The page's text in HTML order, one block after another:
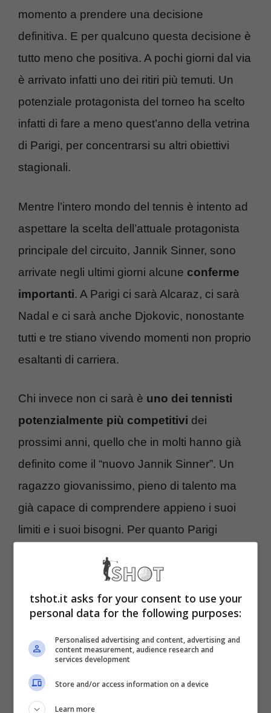
momento a prendere una decisione
definitiva. E per qualcuno questa decisione è
tutto meno che positiva. A pochi giorni dal via
è arrivato infatti uno dei ritiri più temuti. Un
potenziale protagonista del torneo ha scelto
infatti di fare a meno quest’anno della vetrina
di Parigi, per concentrarsi su altri obiettivi
stagionali.
Mentre l’intero mondo del tennis è intento ad
aspettare la scelta dell’attuale protagonista
principale del circuito, Jannik Sinner, sono
arrivate negli ultimi giorni alcune conferme
importanti. A Parigi ci sarà Alcaraz, ci sarà
Nadal e ci sarà anche Djokovic, nonostante
tutti e tre stiano vivendo momenti non proprio
esaltanti di carriera.
Chi invece non ci sarà è uno dei tennisti
potenzialmente più competitivi dei
prossimi anni, quello che in molti hanno già
definito come il “nuovo Jannik Sinner”. Un
ragazzo giovanissimo, pieno di talento ma
già capace di comprendere appieno i suoi
limiti e i suoi bisogni. Per quanto Parigi
ha preferito farne a meno, con una
motivazione sicuramente valida, ma che ha
lasciato senza parole non solo molti
appassionati,ma anche gli stessi
organizzatori.
Niente Roland Garros per il
tshot.it asks for your consent to use your
personal data for the following purposes:
Personalised advertising and content, advertising and
content measurement, audience research and
services development
Store and/or access information on a device
Learn more